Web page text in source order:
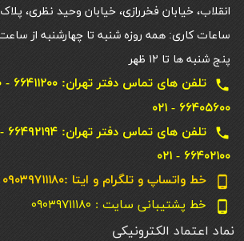
انقلاب، خیابان فخررازی، خیابان وحید نظری، پلاک ۸۸، ط. اول
پنج شنبه ها تا ۱۲ ظهر
local_phone
۶۶۴۰۵۶۰۰ - ۰۲۱
local_phone
۶۶۴۰۲۱۰۰ - ۰۲۱
phone_android خط واتساپ و تلگرام و ایتا :۰۹۰۳۹۷۱۱۱۸۰
phone_android خط پشتیبانی سایت : ۰۹۰۳۹۷۱۱۱۸۰
نماد اعتماد الکترونیکی